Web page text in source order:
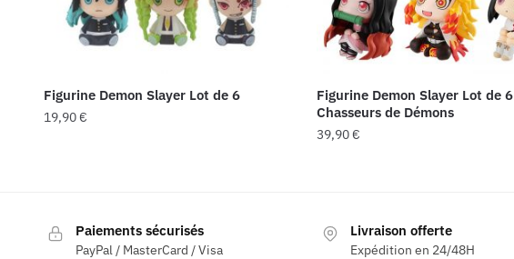
Figurine Demon Slayer Lot de 6
19,90€
Figurine Demon Slayer Lot de 6
Chasseurs de Démons
39,90€
Paiements sécurisés
PayPal / MasterCard / Visa
Livraison offerte
Expédition en 24/48H